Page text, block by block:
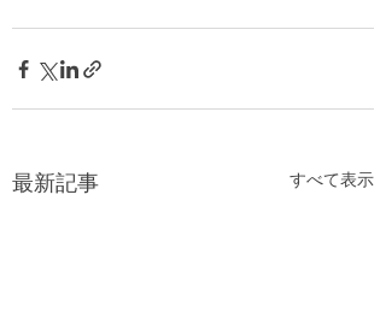
最新記事 すべて表示